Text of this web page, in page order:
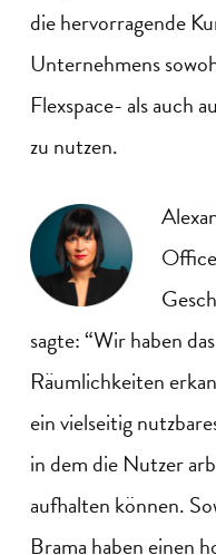
die hervorragende
Unternehmens
Flexspace- als auch
zu nutzen.
sagte: “Wir haben
Räumlichkeiten
ein vielseitig
in dem die Nutzer
aufhalten können.
Brama haben einen